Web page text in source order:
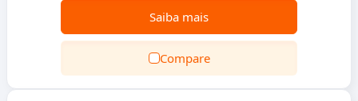
Saiba mais
Compare